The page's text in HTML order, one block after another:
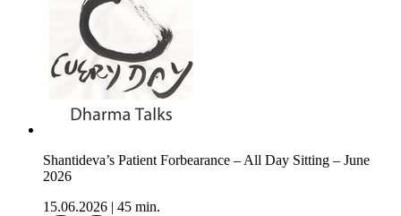
Shantideva’s Patient Forbearance – All Day Sitting – June
2026
15.06.2026
45 min.